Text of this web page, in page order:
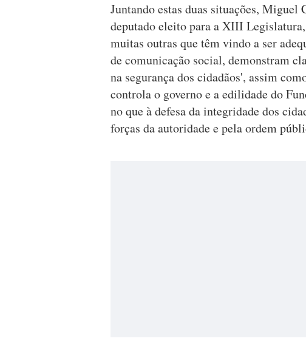
Juntando estas duas situações,
deputado eleito para a XIII
muitas outras que têm vindo a ser
de comunicação social, demonstram
na segurança dos cidadãos', assim
controla o governo e a edilidade do
no que à defesa da integridade dos
forças da autoridade e pela ordem